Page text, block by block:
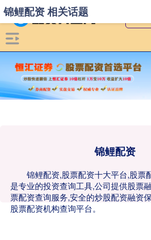
锦鲤配资
锦鲤配资,股票配资十大平台,股票
是专业的投资查询工具,公司提供股票
票配资查询服务,安全的炒股配资融资
股票配资机构查询平台。
锦鲤配资 相关话题